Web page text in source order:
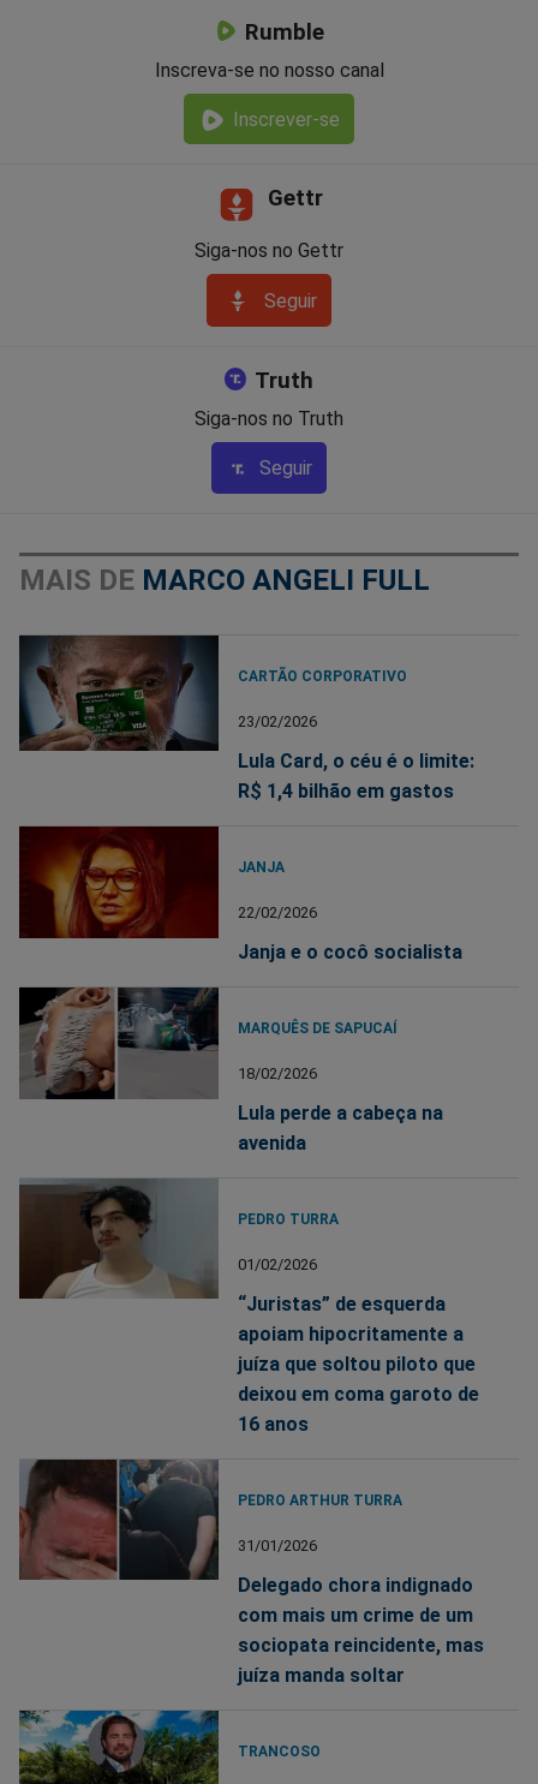
Rumble
Inscreva-se no nosso canal
Inscrever-se
Gettr
Siga-nos no Gettr
Seguir
Truth
Siga-nos no Truth
Seguir
MAIS DE MARCO ANGELI FULL
CARTÃO CORPORATIVO
23/02/2026
Lula Card, o céu é o limite:
R$ 1,4 bilhão em gastos
JANJA
22/02/2026
Janja e o cocô socialista
MARQUÊS DE SAPUCAÍ
18/02/2026
Lula perde a cabeça na
avenida
PEDRO TURRA
01/02/2026
“Juristas” de esquerda
apoiam hipocritamente a
juíza que soltou piloto que
deixou em coma garoto de
16 anos
PEDRO ARTHUR TURRA
31/01/2026
Delegado chora indignado
com mais um crime de um
sociopata reincidente, mas
juíza manda soltar
TRANCOSO